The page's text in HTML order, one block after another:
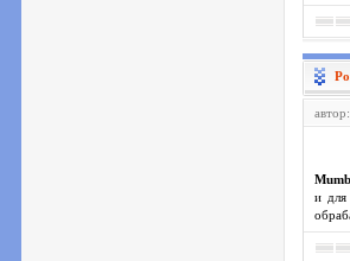
автор:
и для